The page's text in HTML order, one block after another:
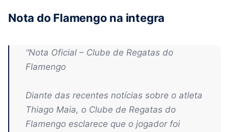
Nota do Flamengo na integra
“Nota Oficial – Clube de Regatas do
Flamengo
Diante das recentes notícias sobre o atleta
Thiago Maia, o Clube de Regatas do
Flamengo esclarece que o jogador foi